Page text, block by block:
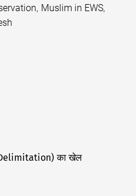
, Muslim in EWS,
(Delimitation) का खेल